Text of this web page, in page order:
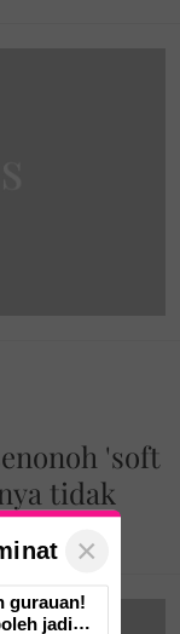
'soft
tidak
×
gurauan!
jadi